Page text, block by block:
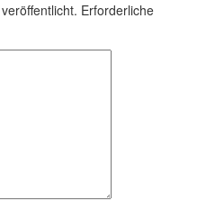
Erforderliche